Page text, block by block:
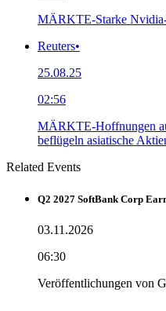
MÄRKTE-Starke
Reuters•
25.08.25
02:56
MÄRKTE-Hoffnungen
beflügeln asiatische
Related Events
Q2 2027 SoftBank Corp
03.11.2026
06:30
Veröffentlichungen von